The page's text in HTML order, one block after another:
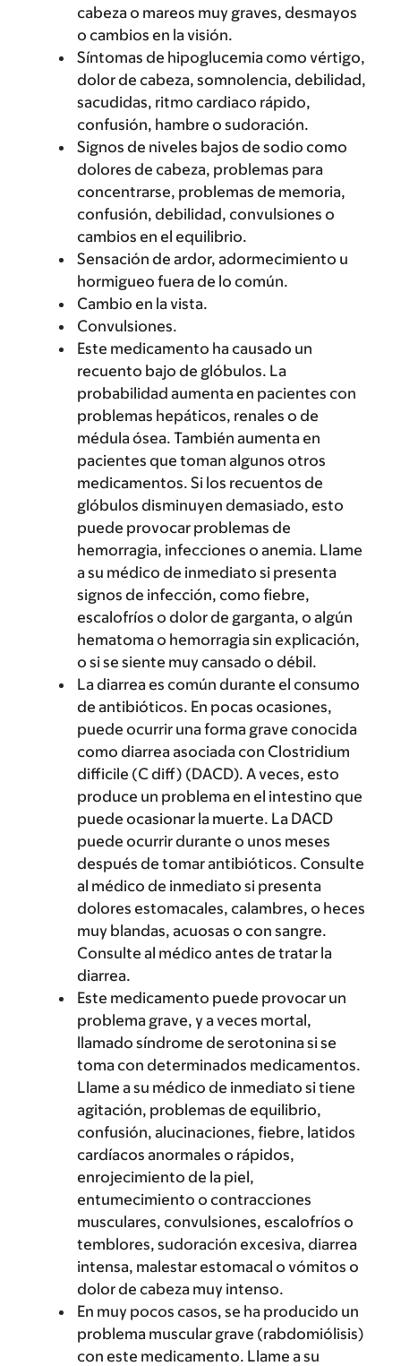
cabeza o mareos muy graves, desmayos
o cambios en la visión.
Síntomas de hipoglucemia como vértigo,
dolor de cabeza, somnolencia, debilidad,
sacudidas, ritmo cardiaco rápido,
confusión, hambre o sudoración.
Signos de niveles bajos de sodio como
dolores de cabeza, problemas para
concentrarse, problemas de memoria,
confusión, debilidad, convulsiones o
cambios en el equilibrio.
Sensación de ardor, adormecimiento u
hormigueo fuera de lo común.
Cambio en la vista.
Convulsiones.
Este medicamento ha causado un
recuento bajo de glóbulos. La
probabilidad aumenta en pacientes con
problemas hepáticos, renales o de
médula ósea. También aumenta en
pacientes que toman algunos otros
medicamentos. Si los recuentos de
glóbulos disminuyen demasiado, esto
puede provocar problemas de
hemorragia, infecciones o anemia. Llame
a su médico de inmediato si presenta
signos de infección, como fiebre,
escalofríos o dolor de garganta, o algún
hematoma o hemorragia sin explicación,
o si se siente muy cansado o débil.
La diarrea es común durante el consumo
de antibióticos. En pocas ocasiones,
puede ocurrir una forma grave conocida
como diarrea asociada con Clostridium
difficile (C diff) (DACD). A veces, esto
produce un problema en el intestino que
puede ocasionar la muerte. La DACD
puede ocurrir durante o unos meses
después de tomar antibióticos. Consulte
al médico de inmediato si presenta
dolores estomacales, calambres, o heces
muy blandas, acuosas o con sangre.
Consulte al médico antes de tratar la
diarrea.
Este medicamento puede provocar un
problema grave, y a veces mortal,
llamado síndrome de serotonina si se
toma con determinados medicamentos.
Llame a su médico de inmediato si tiene
agitación, problemas de equilibrio,
confusión, alucinaciones, fiebre, latidos
cardíacos anormales o rápidos,
enrojecimiento de la piel,
entumecimiento o contracciones
musculares, convulsiones, escalofríos o
temblores, sudoración excesiva, diarrea
intensa, malestar estomacal o vómitos o
dolor de cabeza muy intenso.
En muy pocos casos, se ha producido un
problema muscular grave (rabdomiólisis)
con este medicamento. Llame a su